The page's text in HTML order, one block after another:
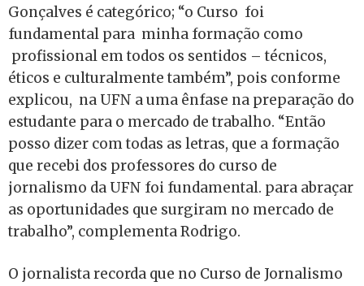
Gonçalves é categórico; “o Curso foi
fundamental para minha formação como
profissional em todos os sentidos – técnicos,
éticos e culturalmente também”, pois conforme
explicou, na UFN a uma ênfase na preparação do
estudante para o mercado de trabalho. “Então
posso dizer com todas as letras, que a formação
que recebi dos professores do curso de
jornalismo da UFN foi fundamental. para abraçar
as oportunidades que surgiram no mercado de
trabalho”, complementa Rodrigo.
O jornalista recorda que no Curso de Jornalismo